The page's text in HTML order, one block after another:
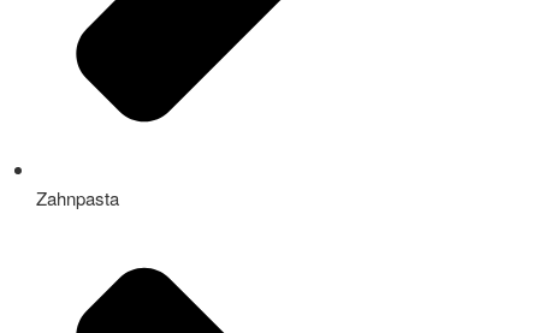
Zahnpasta